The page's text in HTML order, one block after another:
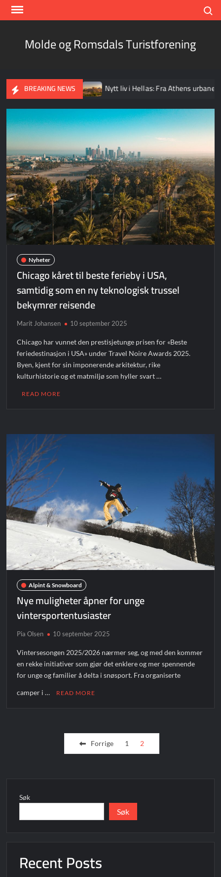
Skip
Molde og Romsdals Turistforening
BREAKING NEWS
vår egen bakgård Nytt liv i Hellas: Fra Athens urbane
Nyheter
Chicago kåret til beste ferieby i USA,
samtidig som en ny teknologisk trussel
bekymrer reisende
Marit Johansen 10 september 2025
Chicago har vunnet den prestisjetunge prisen for «Beste
feriedestinasjon i USA» under Travel Noire Awards 2025.
Byen, kjent for sin imponerende arkitektur, rike
kulturhistorie og et matmiljø som hyller svart …
READ MORE
Alpint & Snowboard
Nye muligheter åpner for unge
vintersportentusiaster
Pia Olsen 10 september 2025
Vintersesongen 2025/2026 nærmer seg, og med den kommer
en rekke initiativer som gjør det enklere og mer spennende
for unge og familier å delta i snøsport. Fra organiserte
camper i … READ MORE
SidepagineringForrige 1 2
Søk
Søk
Recent Posts